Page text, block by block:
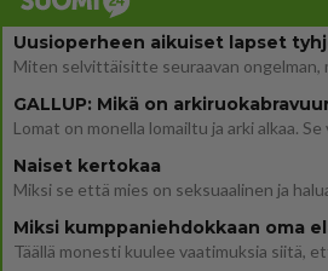
GALLUP: Mikä on
Naiset kertokaa